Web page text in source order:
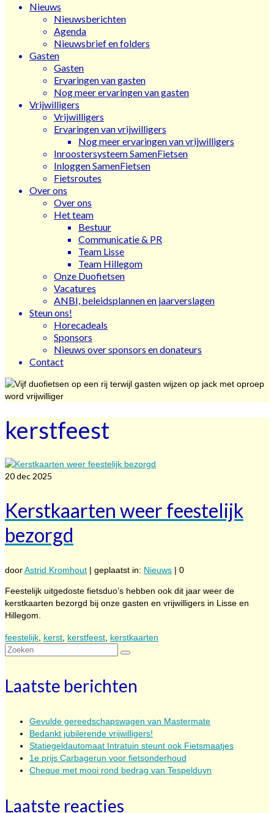
Nieuws
Nieuwsberichten
Agenda
Nieuwsbrief en folders
Gasten
Gasten
Ervaringen van gasten
Nog meer ervaringen van gasten
Vrijwilligers
Vrijwilligers
Ervaringen van vrijwilligers
Nog meer ervaringen van vrijwilligers
Inroostersysteem SamenFietsen
Inloggen SamenFietsen
Fietsroutes
Over ons
Over ons
Het team
Bestuur
Communicatie & PR
Team Lisse
Team Hillegom
Onze Duofietsen
Vacatures
ANBI, beleidsplannen en jaarverslagen
Steun ons!
Horecadeals
Sponsors
Nieuws over sponsors en donateurs
Contact
kerstfeest
20dec 2025
Kerstkaarten weer feestelijk
bezorgd
doorAstrid Kromhout | geplaatst in: Nieuws | 0
Feestelijk uitgedoste fietsduo’s hebben ook dit jaar weer de
kerstkaarten bezorgd bij onze gasten en vrijwilligers in Lisse en
Hillegom.
feestelijk kerst kerstfeest kerstkaarten
Zoeken
Laatste berichten
Gevulde gereedschapswagen van Mastermate
Bedankt jubilerende vrijwilligers!
Statiegeldautomaat Intratuin steunt ook Fietsmaatjes
1e prijs Carbagerun voor fietsonderhoud
Cheque met mooi rond bedrag van Tespelduyn
Laatste reacties